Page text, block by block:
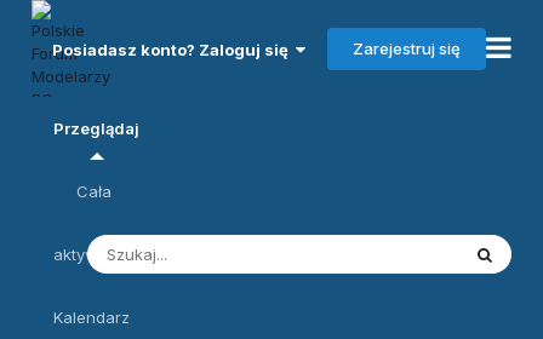
Posiadasz konto? Zaloguj się Zarejestruj się
Przeglądaj
Cała
aktywność
Kalendarz